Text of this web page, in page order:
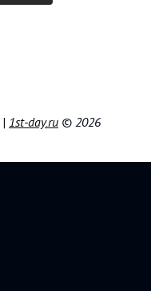
| 1st-day.ru © 2026